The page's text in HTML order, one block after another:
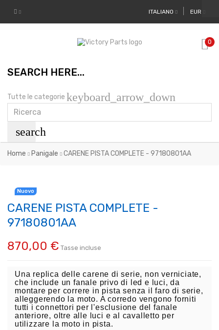
ITALIANO EUR
SEARCH HERE...
Tutte le categorie keyboard_arrow_down
search
0
Home Panigale CARENE PISTA COMPLETE - 97180801AA
Nuovo
CARENE PISTA COMPLETE -
97180801AA
870,00 € Tasse incluse
Una replica delle carene di serie, non verniciate,
che include un fanale privo di led e luci, da
montare per correre in pista senza il faro di serie,
alleggerendo la moto. A corredo vengono forniti
tutti i connettori per l'esclusione del fanale
anteriore, oltre alle luci e al cavalletto per
utilizzare la moto in pista.